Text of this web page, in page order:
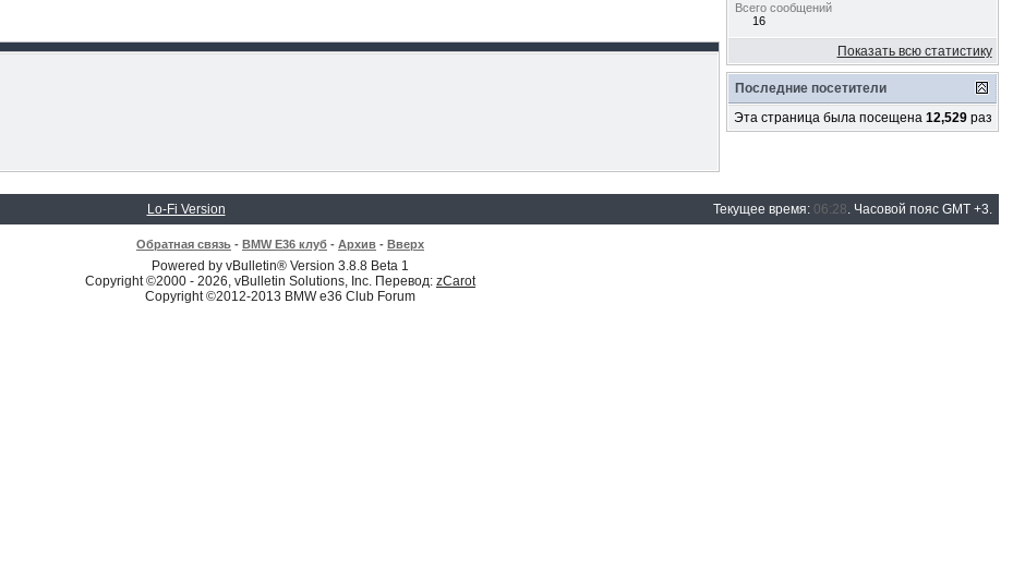
Всего сообщений
16
Показать всю статистику
Последние посетители
Эта страница была посещена 12,529раз
Lo-Fi Version Текущее время: 06:28. Часовой пояс GMT +3.
Обратная связь - BMW E36 клуб - Архив - Вверх
Powered by vBulletin® Version 3.8.8 Beta 1
Copyright ©2000 - 2026, vBulletin Solutions, Inc. Перевод: zCarot
Copyright ©2012-2013 BMW e36 Club Forum